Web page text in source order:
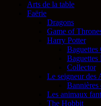
Arts de la table
Faërie
Dragons
Game of
Harry Potter
Baguettes
Collector
Le seigneur des
Bannières
Les animaux
The Hobbit